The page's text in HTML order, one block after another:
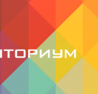
МБОУ